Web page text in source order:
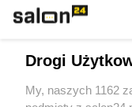
Sport
Drogi
My, naszych 1162